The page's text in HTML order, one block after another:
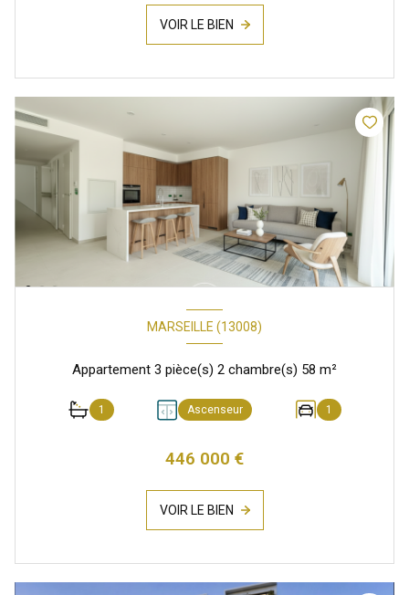
VOIR LE BIEN
MARSEILLE (13008)
Appartement 3 pièce(s) 2 chambre(s) 58 m²
1 Ascenseur 1
446 000 €
VOIR LE BIEN